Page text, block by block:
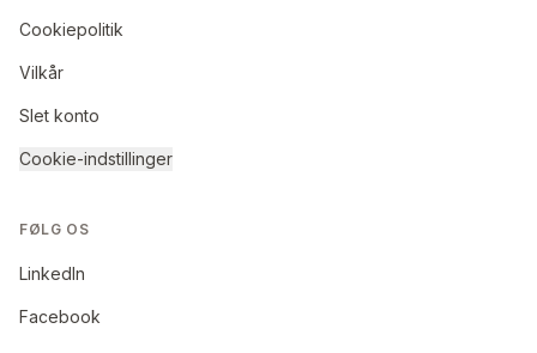
Cookiepolitik
Vilkår
Slet konto
Cookie-indstillinger
FØLG OS
LinkedIn
Facebook